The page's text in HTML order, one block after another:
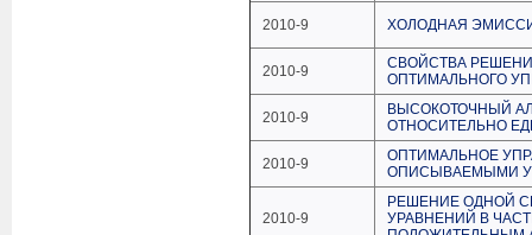
2010-9 ХОЛОДНАЯ
2010-9
СВОЙСТВА
ОПТИМАЛЬНОГО
2010-9
ВЫСОКОТОЧНЫЙ
ОТНОСИТЕЛЬНО
2010-9
ОПТИМАЛЬНОЕ
ОПИСЫВАЕМЫМИ
2010-9
РЕШЕНИЕ ОДНОЙ
УРАВНЕНИЙ В